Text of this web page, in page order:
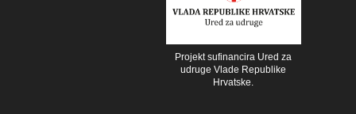
Projekt sufinancira Ured za
udruge Vlade Republike
Hrvatske.